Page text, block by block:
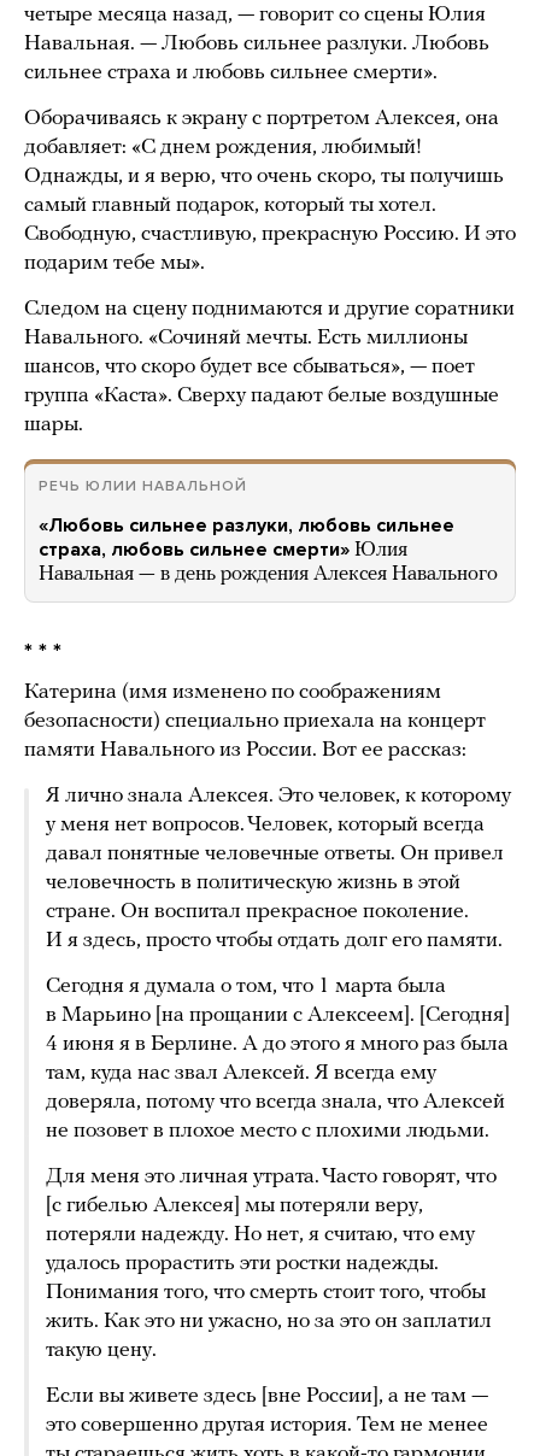
четыре месяца назад, — говорит со сцены Юлия
Навальная. — Любовь сильнее разлуки. Любовь
сильнее страха и любовь сильнее смерти».
Оборачиваясь к экрану с портретом Алексея, она
добавляет: «С днем рождения, любимый!
Однажды, и я верю, что очень скоро, ты получишь
самый главный подарок, который ты хотел.
Свободную, счастливую, прекрасную Россию. И это
подарим тебе мы».
Следом на сцену поднимаются и другие соратники
Навального. «Сочиняй мечты. Есть миллионы
шансов, что скоро будет все сбываться», — поет
группа «Каста». Сверху падают белые воздушные
шары.
РЕЧЬ ЮЛИИ НАВАЛЬНОЙ
«Любовь сильнее разлуки, любовь сильнее
страха, любовь сильнее смерти» Юлия
Навальная — в день рождения Алексея Навального
* * *
Катерина (имя изменено по соображениям
безопасности) специально приехала на концерт
памяти Навального из России. Вот ее рассказ:
Я лично знала Алексея. Это человек, к которому
у меня нет вопросов. Человек, который всегда
давал понятные человечные ответы. Он привел
человечность в политическую жизнь в этой
стране. Он воспитал прекрасное поколение.
И я здесь, просто чтобы отдать долг его памяти.
Сегодня я думала о том, что 1 марта была
в Марьино [на прощании с Алексеем]. [Сегодня]
4 июня я в Берлине. А до этого я много раз была
там, куда нас звал Алексей. Я всегда ему
доверяла, потому что всегда знала, что Алексей
не позовет в плохое место с плохими людьми.
Для меня это личная утрата. Часто говорят, что
[с гибелью Алексея] мы потеряли веру,
потеряли надежду. Но нет, я считаю, что ему
удалось прорастить эти ростки надежды.
Понимания того, что смерть стоит того, чтобы
жить. Как это ни ужасно, но за это он заплатил
такую цену.
Если вы живете здесь [вне России], а не там —
это совершенно другая история. Тем не менее